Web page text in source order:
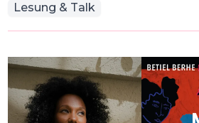
Lesung & Talk